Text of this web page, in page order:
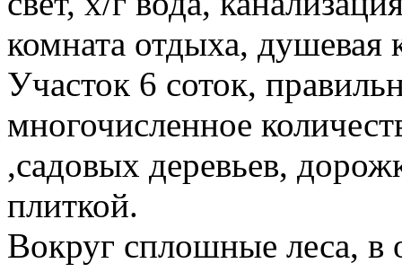
комната отдыха, душевая
Участок 6 соток,
многочисленное
,садовых деревьев,
плиткой.
Вокруг сплошные леса, в